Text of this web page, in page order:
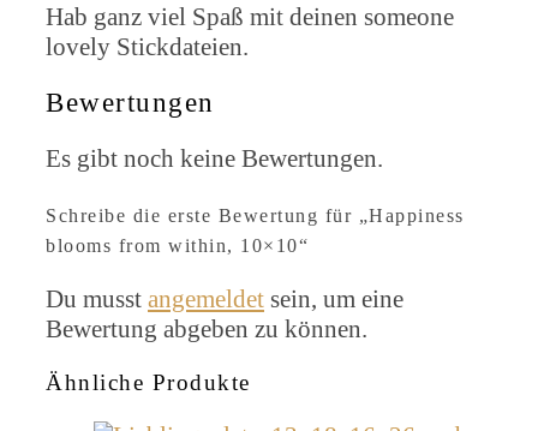
Hab ganz viel Spaß mit deinen someone
lovely Stickdateien.
Bewertungen
Es gibt noch keine Bewertungen.
Schreibe die erste Bewertung für „Happiness
blooms from within, 10×10“
Du musst angemeldet sein, um eine
Bewertung abgeben zu können.
Ähnliche Produkte